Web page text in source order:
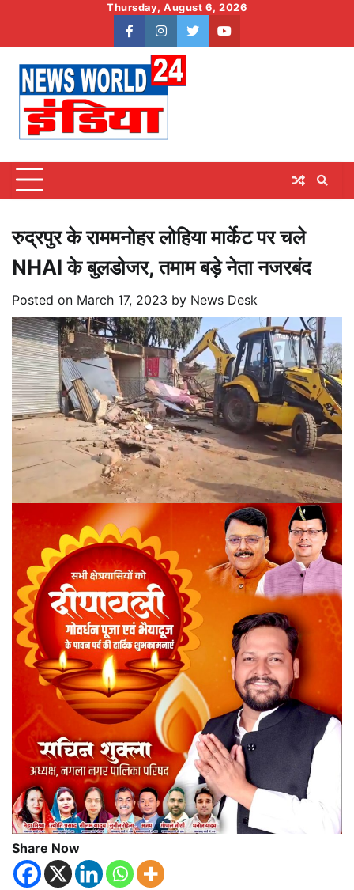
content
Thursday, August 6, 2026
facebookinstagram
twitteryoutube
रुद्रपुर के राममनोहर लोहिया मार्केट पर चले
NHAI के बुलडोजर, तमाम बड़े नेता नजरबंद
Posted on March 17, 2023 by News Desk
Share Now